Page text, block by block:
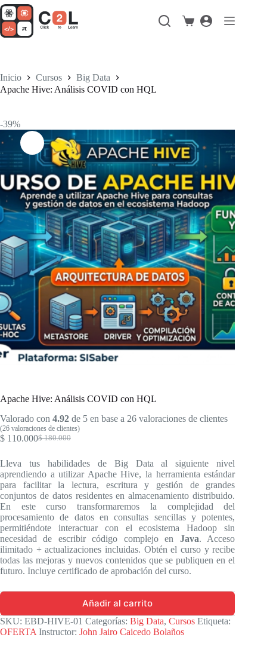
Saltar
al
contenido
Carro
Inicio Cursos
Big Data
Apache Hive: Análisis COVID con HQL
-39%
Apache Hive: Análisis COVID con HQL
Valorado con 4.92 de 5 en base a 26 valoraciones de clientes
(26 valoraciones de clientes)
$180.000
El
original
era:
$ 180.000.
$ 110.000El
actual
es:
$ 110.000.
Lleva tus habilidades de Big Data al siguiente nivel
aprendiendo a utilizar Apache Hive, la herramienta estándar
para facilitar la lectura, escritura y gestión de grandes
conjuntos de datos residentes en almacenamiento distribuido.
En este curso transformaremos la complejidad del
procesamiento de datos en consultas sencillas y potentes,
permitiéndote interactuar con el ecosistema Hadoop sin
necesidad de escribir código complejo en Java. Acceso
ilimitado + actualizaciones incluidas. Obtén el curso y recibe
todas las mejoras y nuevos contenidos que se publiquen en el
futuro. Incluye certificado de aprobación del curso.
Añadir al carrito
SKU: EBD-HIVE-01 Categorías: Big Data, Cursos Etiqueta:
OFERTA Instructor: John Jairo Caicedo Bolaños